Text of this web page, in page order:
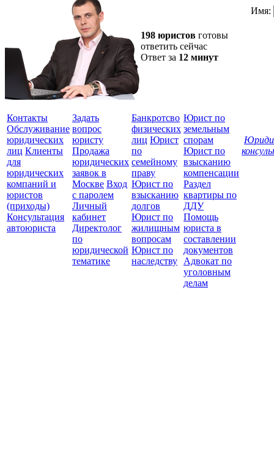
198 юристов готовы
ответить сейчас
Ответ за 12 минут
Имя:
Контакты
Обслуживание
юридических
лиц Клиенты
для
юридических
компаний и
юристов
(приходы)
Консультация
автоюриста
Задать
вопрос
юристу
Продажа
юридических
заявок в
Москве Вход
с паролем
Личный
кабинет
Директолог
по
юридической
тематике
Банкротсво
физических
лиц Юрист
по
семейному
праву
Юрист по
взысканию
долгов
Юрист по
жилищным
вопросам
Юрист по
наследству
Юрист по
земельным
спорам
Юрист по
взысканию
компенсации
Раздел
квартиры по
ДДУ
Помощь
юриста в
составлении
документов
Адвокат по
уголовным
делам